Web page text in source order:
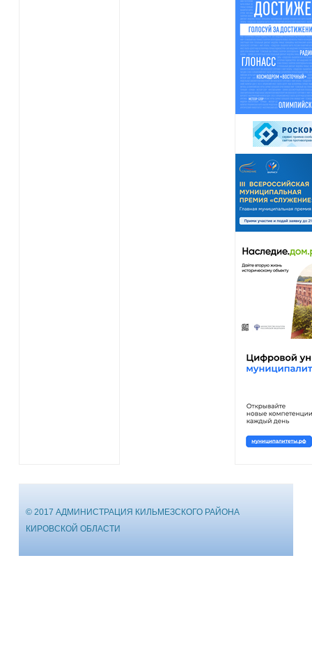
© 2017 АДМИНИСТРАЦИЯ КИЛЬМЕЗСКОГО РАЙОНА
КИРОВСКОЙ ОБЛАСТИ